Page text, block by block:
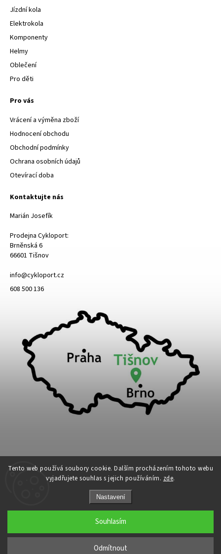
Tento web používá soubory cookie. Dalším procházením tohoto webu
vyjadřujete souhlas s jejich používáním. zde.
Nastavení
Odmítnout
Souhlasím
Jízdní kola
Elektrokola
Komponenty
Helmy
Oblečení
Pro děti
Pro vás
Vrácení a výměna zboží
Hodnocení obchodu
Obchodní podmínky
Ochrana osobních údajů
Otevírací doba
Kontaktujte nás
Marián Josefík
Prodejna Cykloport:
Brněnská 6
66601 Tišnov
info@cykloport.cz
608 500 136
Cykloport. Všechna práva vyhrazena.
Upravit nastavení cookies